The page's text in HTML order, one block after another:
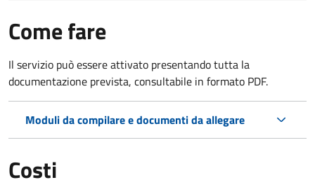
Come fare
Il servizio può essere attivato presentando tutta la
documentazione prevista, consultabile in formato PDF.
Moduli da compilare e documenti da allegare
Costi